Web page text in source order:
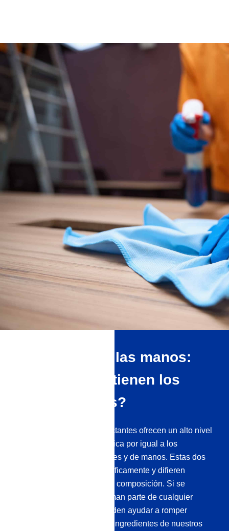
Desinfectarse las manos:
¿Qué utilidad tienen los
desinfectantes?
Por lo general, los desinfectantes ofrecen un alto nivel
de seguridad, y esto se aplica por igual a los
desinfectantes de superficies y de manos. Estas dos
variantes se utilizan específicamente y difieren
ligeramente en cuanto a su composición. Si se
utilizan correctamente, forman parte de cualquier
concepto de higiene y pueden ayudar a romper
cadenas de infección. Los ingredientes de nuestros